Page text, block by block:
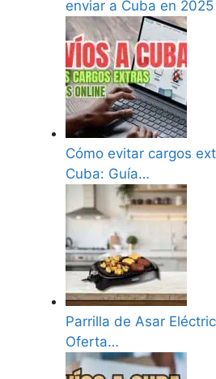
enviar a Cuba en 2025
Cómo evitar cargos
Cuba: Guía…
Parrilla de Asar
Oferta…